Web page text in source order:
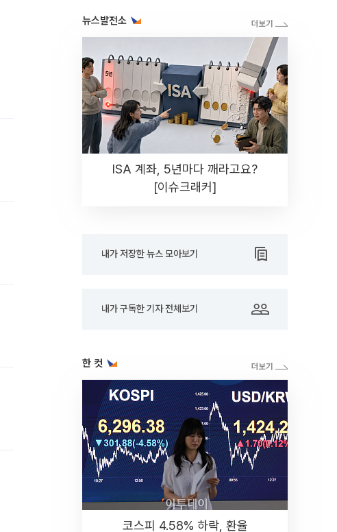
뉴스발전소
ISA 계좌, 5년마다 깨라고요?
[이슈크래커]
내가 저장한 뉴스 모아보기
내가 구독한 기자 전체보기
한 컷
코스피 4.58% 하락, 환율